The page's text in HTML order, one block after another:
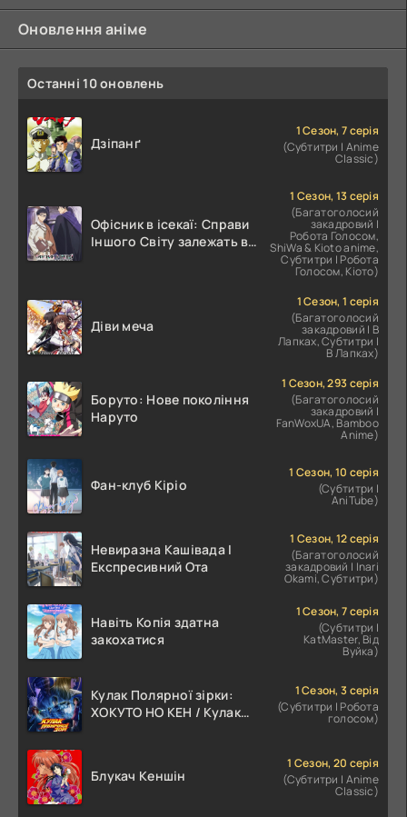
Оновлення аніме
Останні 10 оновлень
Дзіпанґ
1 Сезон, 7 серія
(Субтитри | Anime
Classic)
Офісник в ісекаї: Справи
Іншого Світу залежать від
1 Сезон, 13 серія
(Багатоголосий
закадровий |
Робота Голосом,
ShiWa & Kioto anime,
Субтитри | Робота
Голосом, Кіото)
Діви меча
1 Сезон, 1 серія
(Багатоголосий
закадровий | В
Лапках, Субтитри |
В Лапках)
Боруто: Нове покоління
Наруто
1 Сезон, 293 серія
(Багатоголосий
закадровий |
FanWoxUA, Bamboo
Anime)
Фан-клуб Кіріо
1 Сезон, 10 серія
(Субтитри |
AniTube)
Невиразна Кашівада І
Експресивний Ота
1 Сезон, 12 серія
(Багатоголосий
закадровий | Inari
Okami, Субтитри)
Навіть Копія здатна
закохатися
1 Сезон, 7 серія
(Субтитри |
KatMaster, Від
Вуйка)
Кулак Полярної зірки:
ХОКУТО НО КЕН / Кулак
1 Сезон, 3 серія
(Субтитри | Робота
голосом)
Блукач Кеншін
1 Сезон, 20 серія
(Субтитри | Anime
Classic)